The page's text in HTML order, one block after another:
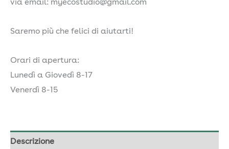
via email: myecostudio@gmail.com
Saremo più che felici di aiutarti!
Orari di apertura:
Lunedì a Giovedì 8-17
Venerdì 8-15
Descrizione